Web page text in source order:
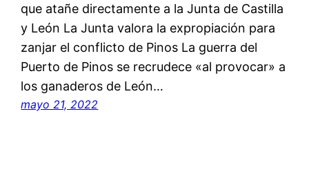
que atañe directamente a la Junta de Castilla
y León La Junta valora la expropiación para
zanjar el conflicto de Pinos La guerra del
Puerto de Pinos se recrudece «al provocar» a
los ganaderos de León…
mayo 21, 2022